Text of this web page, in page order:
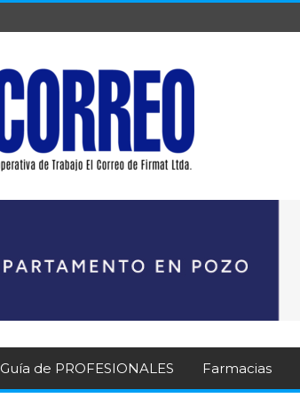
Guía de PROFESIONALES Farmacias